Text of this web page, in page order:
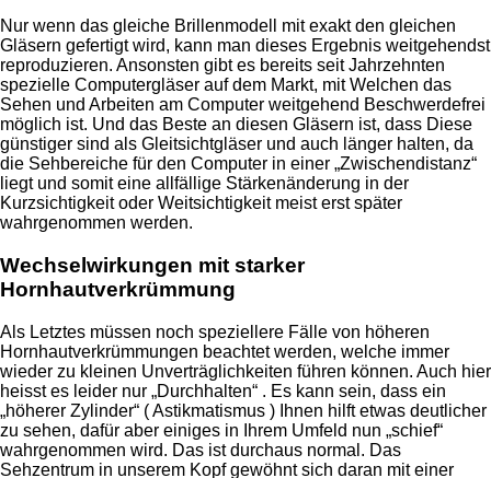
Nur wenn das gleiche Brillenmodell mit exakt den gleichen
Gläsern gefertigt wird, kann man dieses Ergebnis weitgehendst
reproduzieren. Ansonsten gibt es bereits seit Jahrzehnten
spezielle Computergläser auf dem Markt, mit Welchen das
Sehen und Arbeiten am Computer weitgehend Beschwerdefrei
möglich ist. Und das Beste an diesen Gläsern ist, dass Diese
günstiger sind als Gleitsichtgläser und auch länger halten, da
die Sehbereiche für den Computer in einer „Zwischendistanz“
liegt und somit eine allfällige Stärkenänderung in der
Kurzsichtigkeit oder Weitsichtigkeit meist erst später
wahrgenommen werden.
Wechselwirkungen mit starker
Hornhautverkrümmung
Als Letztes müssen noch speziellere Fälle von höheren
Hornhautverkrümmungen beachtet werden, welche immer
wieder zu kleinen Unverträglichkeiten führen können. Auch hier
heisst es leider nur „Durchhalten“ . Es kann sein, dass ein
„höherer Zylinder“ ( Astikmatismus ) Ihnen hilft etwas deutlicher
zu sehen, dafür aber einiges in Ihrem Umfeld nun „schief“
wahrgenommen wird. Das ist durchaus normal. Das
Sehzentrum in unserem Kopf gewöhnt sich daran mit einer